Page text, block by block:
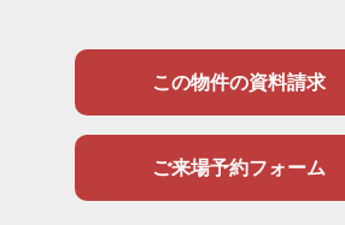
この物件の資料請求
ご来場予約フォーム